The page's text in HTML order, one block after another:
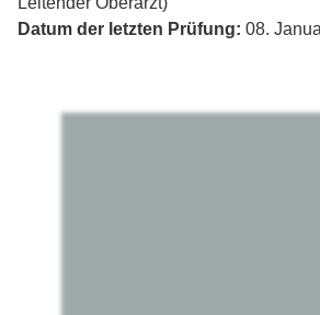
Datum der letzten Prüfung: 08.